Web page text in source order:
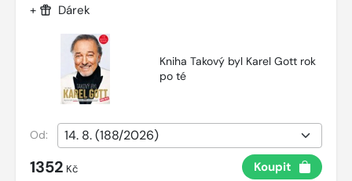
+ Dárek
Kniha Takový byl Karel Gott rok
po té
Od:
1352 Kč Koupit